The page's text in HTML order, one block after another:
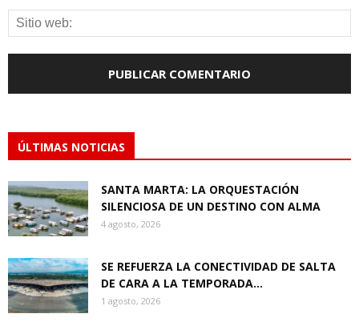
ÚLTIMAS NOTICIAS
SANTA MARTA: LA ORQUESTACIÓN
SILENCIOSA DE UN DESTINO CON ALMA
4 agosto, 2026
SE REFUERZA LA CONECTIVIDAD DE SALTA
DE CARA A LA TEMPORADA...
1 agosto, 2026